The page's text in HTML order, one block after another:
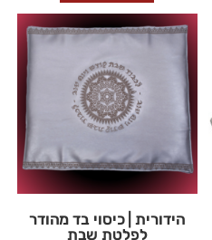
הידורית | כיסוי בד מהודר
לפלטת שבת